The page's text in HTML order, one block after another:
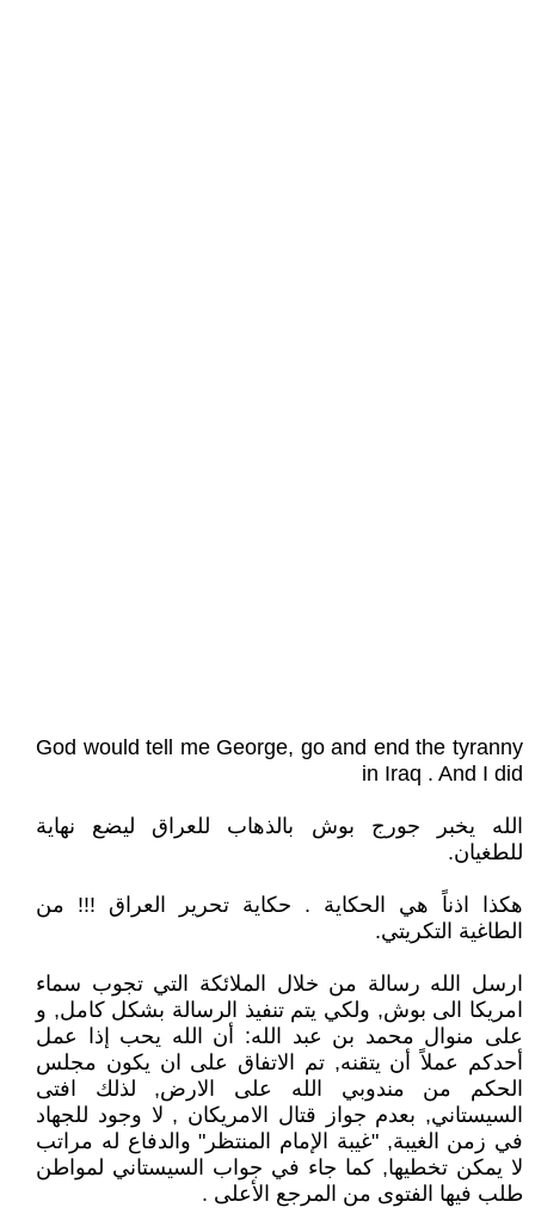
God would tell me George, go and end the tyranny
in Iraq . And I did
الله يخبر جورج بوش بالذهاب للعراق ليضع نهاية
للطغيان.
هكذا اذناً هي الحكاية . حكاية تحرير العراق !!! من
الطاغية التكريتي.
ارسل الله رسالة من خلال الملائكة التي تجوب سماء
امريكا الى بوش, ولكي يتم تنفيذ الرسالة بشكل كامل, و
على منوال محمد بن عبد الله: أن الله يحب إذا عمل
أحدكم عملاً أن يتقنه, تم الاتفاق على ان يكون مجلس
الحكم من مندوبي الله على الارض, لذلك افتى
السيستاني, بعدم جواز قتال الامريكان , لا وجود للجهاد
في زمن الغيبة, "غيبة الإمام المنتظر" والدفاع له مراتب
لا يمكن تخطيها, كما جاء في جواب السيستاني لمواطن
طلب فيها الفتوى من المرجع الأعلى .